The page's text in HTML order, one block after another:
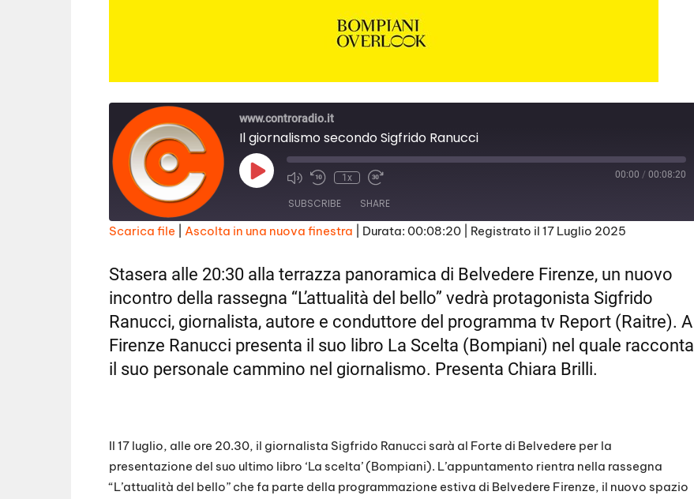
www.controradio.it
Il giornalismo secondo Sigfrido Ranucci
Play
Episode
1x 00:00 / 00:08:20
SUBSCRIBE SHARE
RSS FEED
LINK
EMBED
Scarica file Ascolta in una nuova finestra Durata: 00:08:20 Registrato il 17 Luglio 2025
Stasera alle 20:30 alla terrazza panoramica di Belvedere Firenze, un nuovo
incontro della rassegna “L’attualità del bello” vedrà protagonista Sigfrido
Ranucci, giornalista, autore e conduttore del programma tv Report (Raitre). A
Firenze Ranucci presenta il suo libro La Scelta (Bompiani) nel quale racconta
il suo personale cammino nel giornalismo. Presenta Chiara Brilli.
Il 17 luglio, alle ore 20.30, il giornalista Sigfrido Ranucci sarà al Forte di Belvedere per la
presentazione del suo ultimo libro ‘La scelta’ (Bompiani). L’appuntamento rientra nella rassegna
“L’attualità del bello” che fa parte della programmazione estiva di Belvedere Firenze, il nuovo spazio